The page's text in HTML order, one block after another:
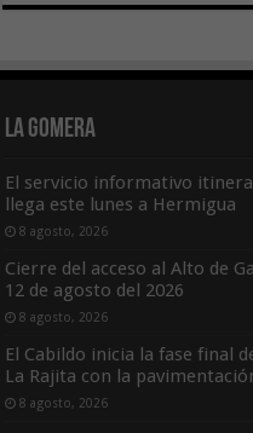
La Gomera
El servicio informativo
llega este lunes a Hermigua
8 agosto, 2026
Cierre del acceso al Alto de
12 de agosto del 2026
8 agosto, 2026
El Cabildo inicia la fase final
La Rajita con la
8 agosto, 2026